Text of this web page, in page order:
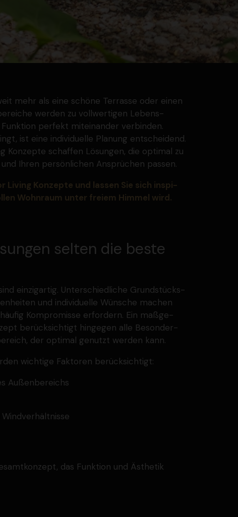
mehr als eine schöne Terrasse oder einen
werden zu vollwer­tigen Lebens­
perfekt mitein­ander verbinden.
ist eine indivi­duelle Planung entscheidend.
Konzepte schaffen Lösungen, die optimal zu
Ihren persön­lichen Ansprüchen passen.
Living Konzepte und lassen Sie sich inspi­
Wohnraum unter freiem Himmel wird.
selten die beste
einzig­artig. Unter­schied­liche Grund­stücks­
und indivi­duelle Wünsche machen
Kompro­misse erfordern. Ein maßge­
berück­sichtigt hingegen alle Beson­der­
der optimal genutzt werden kann.
wichtige Faktoren berück­sichtigt:
Außen­be­reichs
das Funktion und Ästhetik